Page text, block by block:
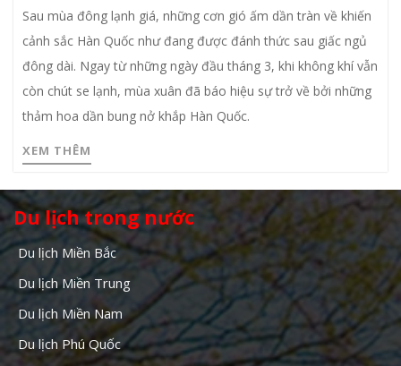
Sau mùa đông lạnh giá, những cơn gió ấm dần tràn về khiến
cảnh sắc Hàn Quốc như đang được đánh thức sau giấc ngủ
đông dài. Ngay từ những ngày đầu tháng 3, khi không khí vẫn
còn chút se lạnh, mùa xuân đã báo hiệu sự trở về bởi những
thảm hoa dần bung nở khắp Hàn Quốc.
XEM THÊM
Du lịch trong nước
Du lịch Miền Bắc
Du lịch Miền Trung
Du lịch Miền Nam
Du lịch Phú Quốc